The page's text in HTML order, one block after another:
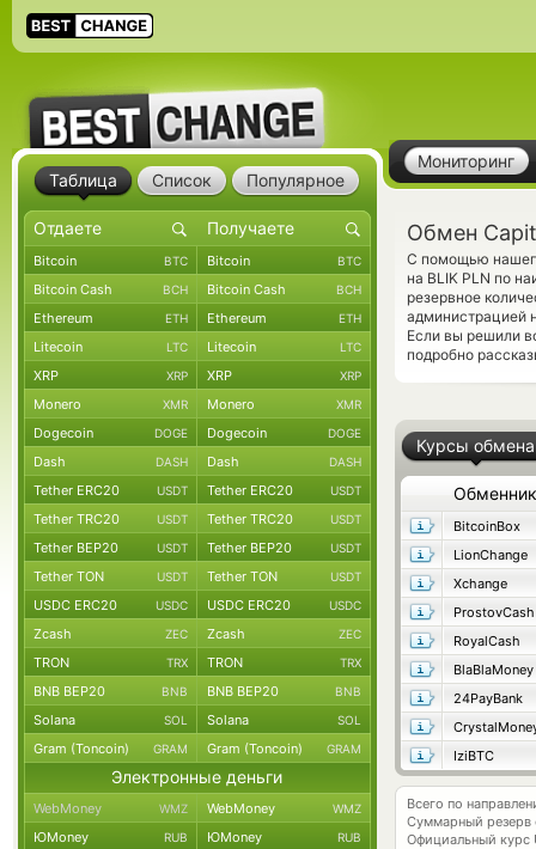
Мониторинг
Обмен
С помощью
на BLIK PLN по
резервное
администрацией
Если вы решили
подробно
Курсы обмена
Обменник
BitcoinBox
LionChange
Xchange
ProstovCash
RoyalCash
BlaBlaMoney
24PayBank
IziBTC
Всего по
Суммарный резерв
Официальный курс
Таблица Список Популярное
Bitcoin BTC Bitcoin BTC
Bitcoin Cash BCH Bitcoin Cash BCH
Ethereum ETH Ethereum ETH
Litecoin LTC Litecoin LTC
XRP XRP XRP XRP
Monero XMR Monero XMR
Dogecoin DOGE Dogecoin DOGE
Dash DASH Dash DASH
Tether ERC20 USDT Tether ERC20 USDT
Tether TRC20 USDT Tether TRC20 USDT
Tether BEP20 USDT Tether BEP20 USDT
Tether TON USDT Tether TON USDT
USDC ERC20 USDC USDC ERC20 USDC
Zcash ZEC Zcash ZEC
TRON TRX TRON TRX
BNB BEP20 BNB BNB BEP20 BNB
Solana SOL Solana SOL
Gram (Toncoin) GRAM Gram (Toncoin) GRAM
Электронные деньги
WebMoney WMZ WebMoney WMZ
ЮMoney RUB ЮMoney RUB